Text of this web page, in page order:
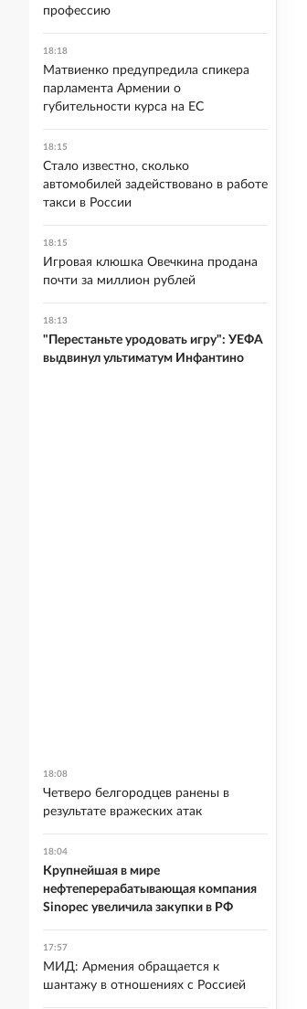
профессию
18:18
Матвиенко предупредила спикера
парламента Армении о
губительности курса на ЕС
18:15
Стало известно, сколько
автомобилей задействовано в работе
такси в России
18:15
Игровая клюшка Овечкина продана
почти за миллион рублей
18:13
"Перестаньте уродовать игру": УЕФА
выдвинул ультиматум Инфантино
18:08
Четверо белгородцев ранены в
результате вражеских атак
18:04
Крупнейшая в мире
нефтеперерабатывающая компания
Sinopec увеличила закупки в РФ
17:57
МИД: Армения обращается к
шантажу в отношениях с Россией